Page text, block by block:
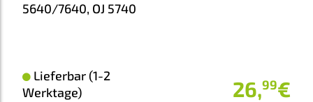
5640/7640, OJ 5740
Lieferbar (1-2
Werktage)
26,99€